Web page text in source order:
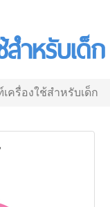
ำหรับเด็ก
ครื่องใช้สำหรับเด็ก